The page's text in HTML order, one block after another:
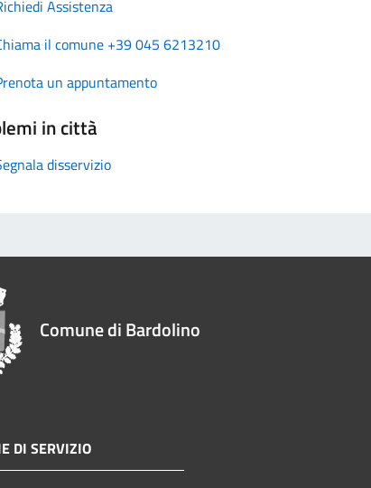
Assistenza
il comune +39 045 6213210
un appuntamento
in città
disservizio
Comune di Bardolino
DI SERVIZIO